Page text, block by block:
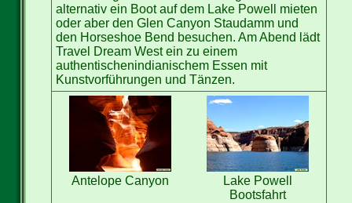
alternativ ein Boot auf dem Lake Powell mieten
oder aber den Glen Canyon Staudamm und
den Horseshoe Bend besuchen. Am Abend lädt
Travel Dream West ein zu einem
authentischenindianischem Essen mit
Kunstvorführungen und Tänzen.
Antelope Canyon
Lake Powell
Bootsfahrt